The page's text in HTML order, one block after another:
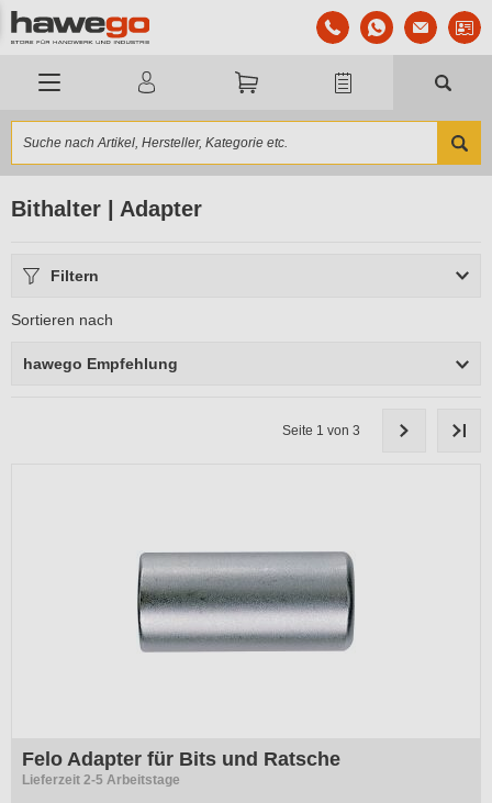
Bithalter | Adapter
Filtern
Sortieren nach
hawego Empfehlung
Seite 1 von 3
Felo Adapter für Bits und Ratsche
Lieferzeit 2-5 Arbeitstage